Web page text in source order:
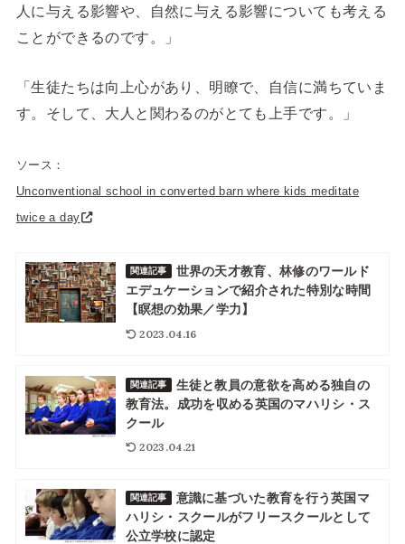
人に与える影響や、自然に与える影響についても考える
ことができるのです。」
「生徒たちは向上心があり、明瞭で、自信に満ちていま
す。そして、大人と関わるのがとても上手です。」
ソース：
Unconventional school in converted barn where kids meditate
twice a day
関連記事
世界の天才教育、林修のワールド
エデュケーションで紹介された特別な時間
【瞑想の効果／学力】
2023.04.16
関連記事
生徒と教員の意欲を高める独自の
教育法。成功を収める英国のマハリシ・ス
クール
2023.04.21
関連記事
意識に基づいた教育を行う英国マ
ハリシ・スクールがフリースクールとして
公立学校に認定